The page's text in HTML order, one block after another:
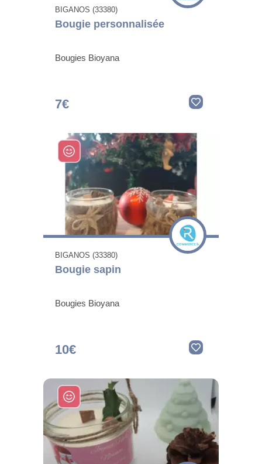
BIGANOS (33380)
Bougie personnalisée
Bougies Bioyana
7€
BIGANOS (33380)
Bougie sapin
Bougies Bioyana
10€